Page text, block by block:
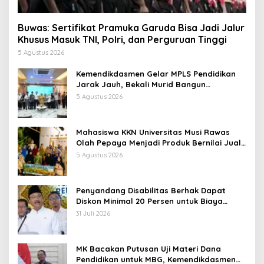
Buwas: Sertifikat Pramuka Garuda Bisa Jadi Jalur
Khusus Masuk TNI, Polri, dan Perguruan Tinggi
5 Agustus 2026
Kemendikdasmen Gelar MPLS Pendidikan
Jarak Jauh, Bekali Murid Bangun
Kemandirian Belajar
5 Agustus 2026
Mahasiswa KKN Universitas Musi Rawas
Olah Pepaya Menjadi Produk Bernilai Jual
Tinggi, Dorong UMKM Desa Air Satan
5 Agustus 2026
Penyandang Disabilitas Berhak Dapat
Diskon Minimal 20 Persen untuk Biaya
Sekolah dan Kuliah
31 Juli 2026
MK Bacakan Putusan Uji Materi Dana
Pendidikan untuk MBG, Kemendikdasmen